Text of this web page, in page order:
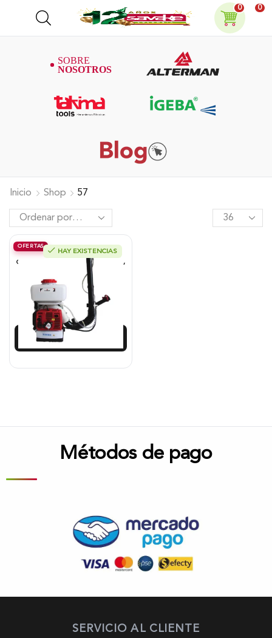
0 0
Inicio Shop 57
OFERTAS
HAY EXISTENCIAS
Fumigadora Alterman De Cañon A
Gasolina 2T, 57Cc, Tanque 14 Litros,
$ 1.305.938
$1.175.344
Añadir al carrito
Métodos de pago
SERVICIO AL CLIENTE